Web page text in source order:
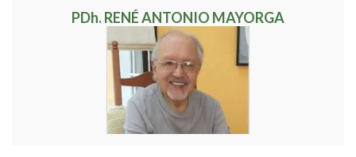
PDh. RENÉ ANTONIO MAYORGA